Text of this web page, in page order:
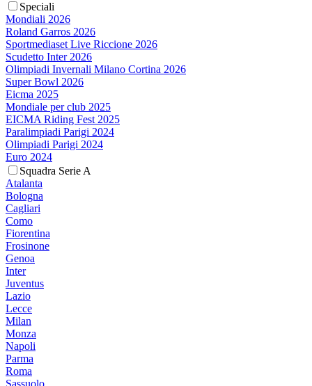
Speciali
Mondiali 2026
Roland Garros 2026
Sportmediaset Live Riccione 2026
Scudetto Inter 2026
Olimpiadi Invernali Milano Cortina 2026
Super Bowl 2026
Eicma 2025
Mondiale per club 2025
EICMA Riding Fest 2025
Paralimpiadi Parigi 2024
Olimpiadi Parigi 2024
Euro 2024
Squadra Serie A
Atalanta
Bologna
Cagliari
Como
Fiorentina
Frosinone
Genoa
Inter
Juventus
Lazio
Lecce
Milan
Monza
Napoli
Parma
Roma
Sassuolo